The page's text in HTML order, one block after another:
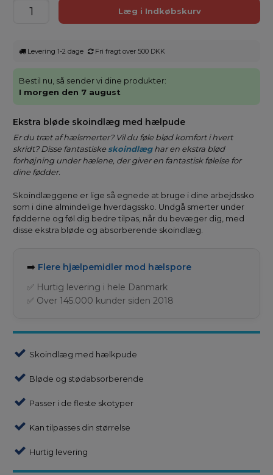
Levering 1-2 dage Fri fragt over 500 DKK
Bestil nu, så sender vi dine produkter:
I morgen den 7 august
Ekstra bløde skoindlæg med hælpude
Er du træt af hælsmerter? Vil du føle blød komfort i hvert
skridt? Disse fantastiskeskoindlæghar en ekstra blød
forhøjning under hælene, der giver en fantastisk følelse for
dine fødder.
Skoindlæggene er lige så egnede at bruge i dine arbejdssko
som i dine almindelige hverdagssko. Undgå smerter under
fødderne og føl dig bedre tilpas, når du bevæger dig, med
disse ekstra bløde og absorberende skoindlæg.
➡️ Flere hjælpemidler mod hælspore
✅ Hurtig levering i hele Danmark
✅ Over 145.000 kunder siden 2018
Skoindlæg med hælkpude
Bløde og stødabsorberende
Passer i de fleste skotyper
Kan tilpasses din størrelse
Hurtig levering